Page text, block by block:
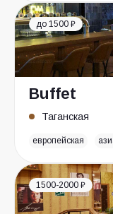
до 1500 ₽
Buffet
Таганская
европейская
1500-2000 ₽